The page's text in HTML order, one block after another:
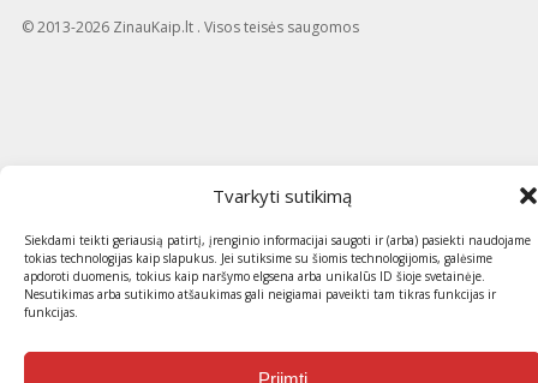
Tvarkyti sutikimą
Siekdami teikti geriausią patirtį, įrenginio informacijai saugoti ir (arba) pasiekti naudojame
tokias technologijas kaip slapukus. Jei sutiksime su šiomis technologijomis, galėsime
apdoroti duomenis, tokius kaip naršymo elgsena arba unikalūs ID šioje svetainėje.
Nesutikimas arba sutikimo atšaukimas gali neigiamai paveikti tam tikras funkcijas ir
funkcijas.
Priimti
© 2013-2026 ZinauKaip.lt . Visos teisės saugomos